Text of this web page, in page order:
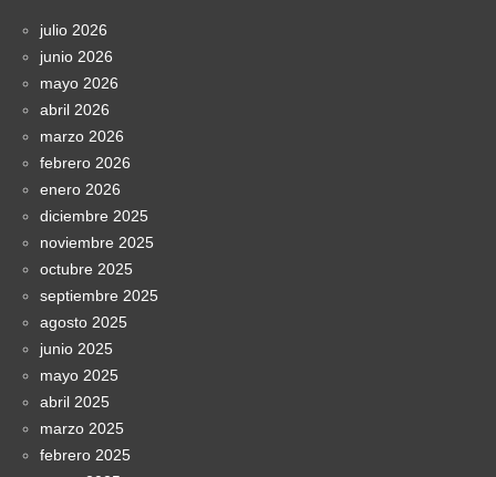
julio 2026
junio 2026
mayo 2026
abril 2026
marzo 2026
febrero 2026
enero 2026
diciembre 2025
noviembre 2025
octubre 2025
septiembre 2025
agosto 2025
junio 2025
mayo 2025
abril 2025
marzo 2025
febrero 2025